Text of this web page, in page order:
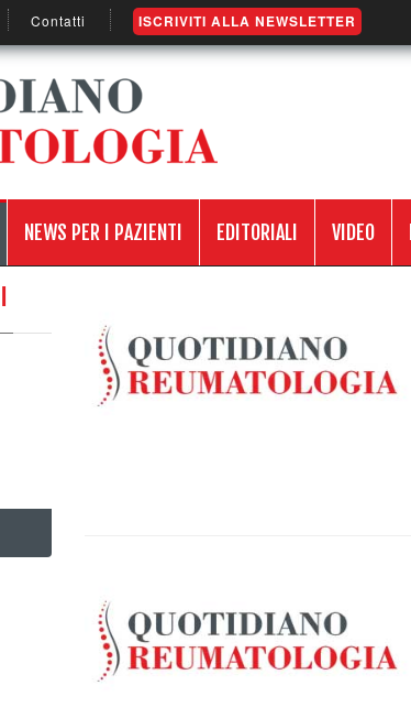
Contatti ISCRIVITI ALLA NEWSLETTER
NEWS PER I PAZIENTI EDITORIALI VIDEO